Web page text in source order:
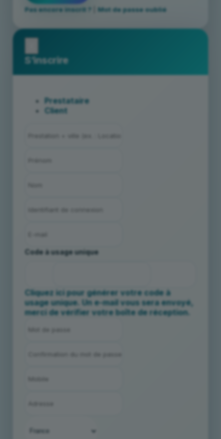
Pas encore inscrit ? Mot de passe oublié
S’inscrire
Prestataire
Client
Code à usage unique
Cliquez ici pour générer votre code à
usage unique. Un e-mail vous sera envoyé,
merci de vérifier votre boîte de réception.